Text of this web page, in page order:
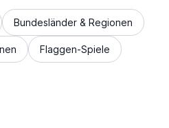
Bundesländer & Regionen
Flaggen-Spiele